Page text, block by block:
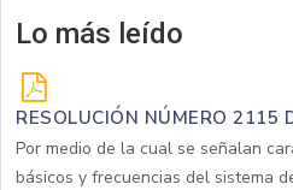
Lo más leído
RESOLUCIÓN NÚMERO 2115
Por medio de la cual se señalan
básicos y frecuencias del sistema